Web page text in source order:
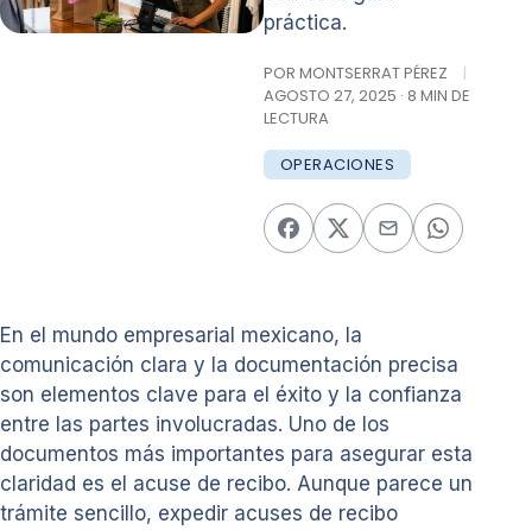
práctica.
POR MONTSERRAT PÉREZ
|
AGOSTO 27, 2025 · 8 MIN DE
LECTURA
OPERACIONES
En el mundo empresarial mexicano, la
comunicación clara y la documentación precisa
son elementos clave para el éxito y la confianza
entre las partes involucradas. Uno de los
documentos más importantes para asegurar esta
claridad es el acuse de recibo. Aunque parece un
trámite sencillo, expedir acuses de recibo